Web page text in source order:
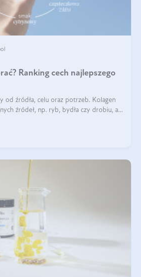
Ranking cech najlepszego
od źródła, celu oraz potrzeb. Kolagen
źródeł, np. ryb, bydła czy drobiu, a